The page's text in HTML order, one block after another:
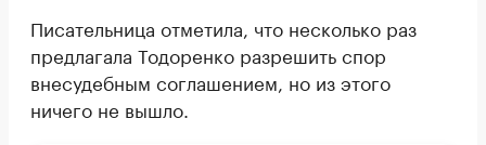
Писательница отметила, что несколько раз
предлагала Тодоренко разрешить спор
внесудебным соглашением, но из этого
ничего не вышло.